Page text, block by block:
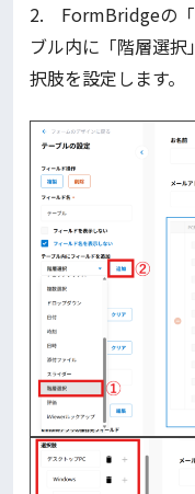
2. FormBridgeの「
ブル内に「階層選
択肢を設定します。